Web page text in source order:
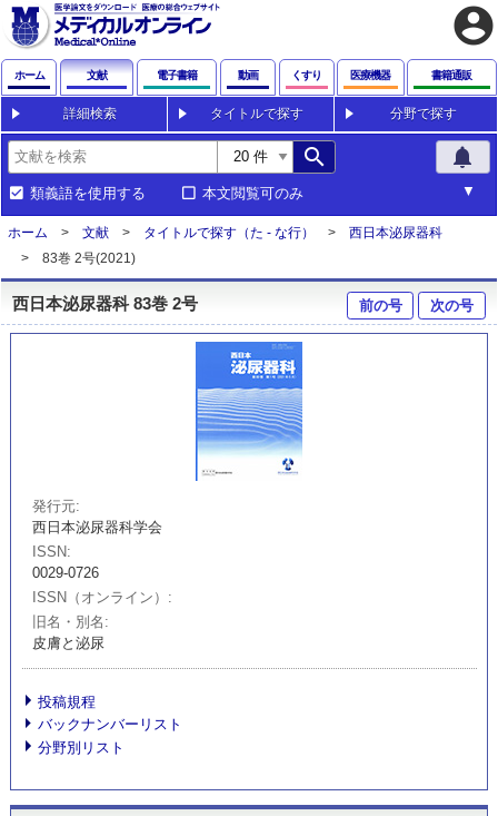
account_circle
ホーム 文献 電子書籍 動画 くすり 医療機器 書籍通販
詳細検索 タイトルで探す 分野で探す
search notifications
類義語を使用する 本文閲覧可のみ
ホーム 文献 タイトルで探す（た - な行）
西日本泌尿器科
83巻 2号(2021)
西日本泌尿器科 83巻 2号 前の号 次の号
発行元
西日本泌尿器科学会
ISSN
0029-0726
ISSN（オンライン）
旧名・別名
皮膚と泌尿
投稿規程
バックナンバーリスト
分野別リスト